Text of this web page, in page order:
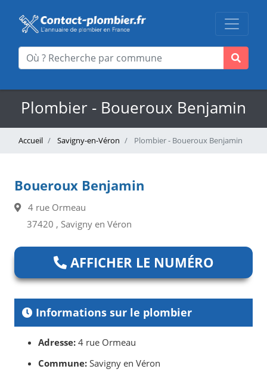
Plombier - Boueroux Benjamin
Accueil Savigny-en-Véron Plombier - Boueroux Benjamin
Boueroux Benjamin
4 rue Ormeau
37420 , Savigny en Véron
AFFICHER LE NUMÉRO
Informations sur le plombier
Adresse: 4 rue Ormeau
Commune: Savigny en Véron